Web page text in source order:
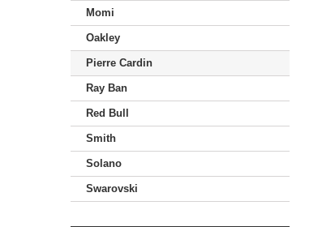
Momi
Oakley
Pierre Cardin
Ray Ban
Red Bull
Smith
Solano
Swarovski